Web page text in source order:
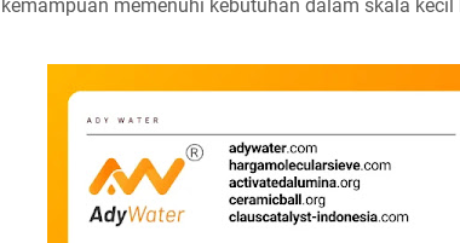
kemampuan memenuhi kebutuhan dalam skala